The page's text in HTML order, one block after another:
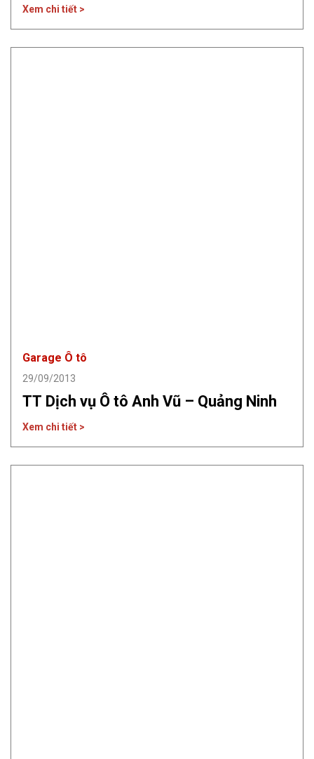
Xem chi tiết >
Garage Ô tô
29/09/2013
TT Dịch vụ Ô tô Anh Vũ – Quảng Ninh
Xem chi tiết >